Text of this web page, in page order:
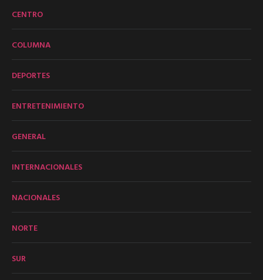
CENTRO
COLUMNA
DEPORTES
ENTRETENIMIENTO
GENERAL
INTERNACIONALES
NACIONALES
NORTE
SUR